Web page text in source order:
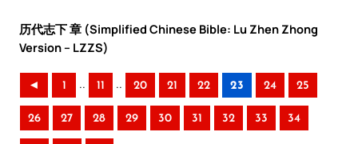
历代志下 章 (Simplified Chinese Bible: Lu Zhen Zhong
Version – LZZS)
◄ 1 .. 11 .. 20 21 22 23 24 25
26 27 28 29 30 31 32 33 34